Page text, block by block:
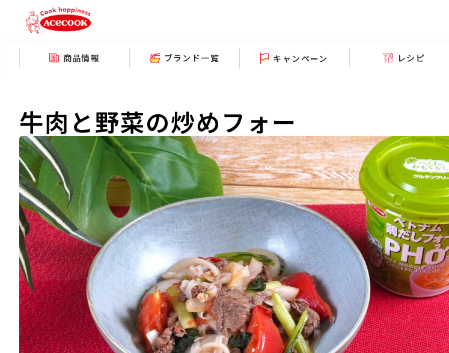
商品情報 ブランド一覧 キャンペーン レシピ
牛肉と野菜の炒めフォー